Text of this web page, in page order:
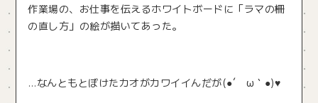
作業場の、お仕事を伝えるホワイトボードに「ラマの柵
の直し方」の絵が描いてあった。
…なんともとぼけたカオがカワイイんだが(●´ ω｀●)♥